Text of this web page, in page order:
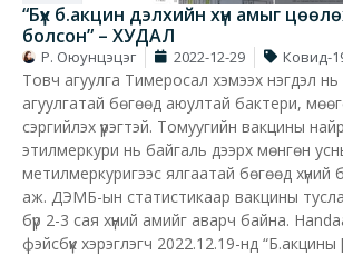
“Бүх б.акцин дэлхийн хүн амыг
болсон” – ХУДАЛ
Р. Оюунцэцэг 2022-12-29 Ковид-
Товч агуулга Тимеросал хэмээх нэгдэл
агуулгатай бөгөөд аюултай бактери,
сэргийлэх үүрэгтэй. Томуугийн вакцины
этилмеркури нь байгаль дээрх мөнгөн
метилмеркуригээс ялгаатай бөгөөд хүний
аж. ДЭМБ-ын статистикаар вакцины
бүр 2-3 сая хүний амийг аварч байна.
фэйсбүүк хэрэглэгч 2022.12.19-нд